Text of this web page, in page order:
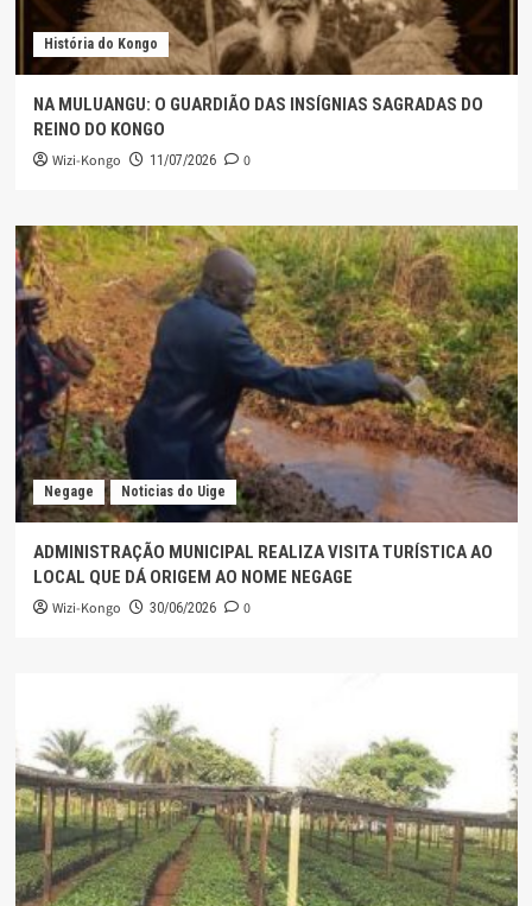
História do Kongo
NA MULUANGU: O GUARDIÃO DAS INSÍGNIAS SAGRADAS DO
REINO DO KONGO
Wizi-Kongo 11/07/2026 0
Negage Noticias do Uige
ADMINISTRAÇÃO MUNICIPAL REALIZA VISITA TURÍSTICA AO
LOCAL QUE DÁ ORIGEM AO NOME NEGAGE
Wizi-Kongo 30/06/2026 0